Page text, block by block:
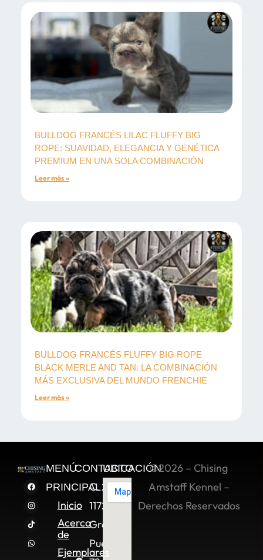
BULLDOG FRANCÉS LILAC FLUFFY BIG
ROPE: SUAVIDAD, ELEGANCIA Y GENÉTICA
PREMIUM EN UNA SOLA COMBINACIÓN
Leer más »
BULLDOG FRANCÉS FLUFFY BIG ROPE
BLACK MERLE AND TAN: LA COMBINACIÓN
MÁS EXCLUSIVA DEL MUNDO FRENCHIE
Leer más »
MENÚ
PRINCIPAL
Inicio
Acerca
de
Ejemplares
CONTACTO
C. 2 Sur
11722,
Granjas
Puebla,
UBICACIÓN©2026 – Chising
Amstaff Kennel –
Derechos Reservados